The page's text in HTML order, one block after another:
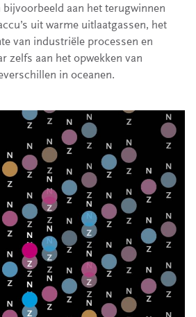
aan het terugwinnen
uit warme uitlaatgassen, het
van industriële processen en
zelfs aan het opwekken van
in oceanen.